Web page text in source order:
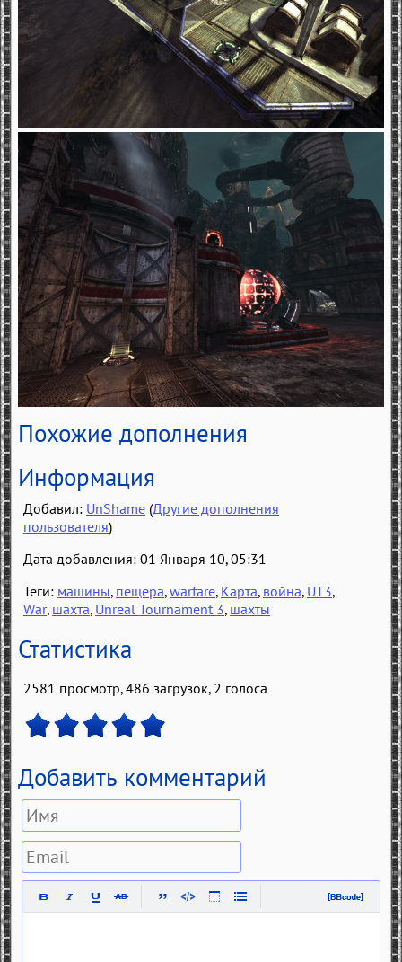
Похожие дополнения
Информация
Добавил: UnShame (Другие дополнения
пользователя)
Дата добавления: 01 Января 10, 05:31
Теги: машины, пещера,warfare, Карта, война, UT3,
War, шахта, Unreal Tournament 3, шахты
Статистика
2581 просмотр, 486 загрузок, 2 голоса
Добавить комментарий